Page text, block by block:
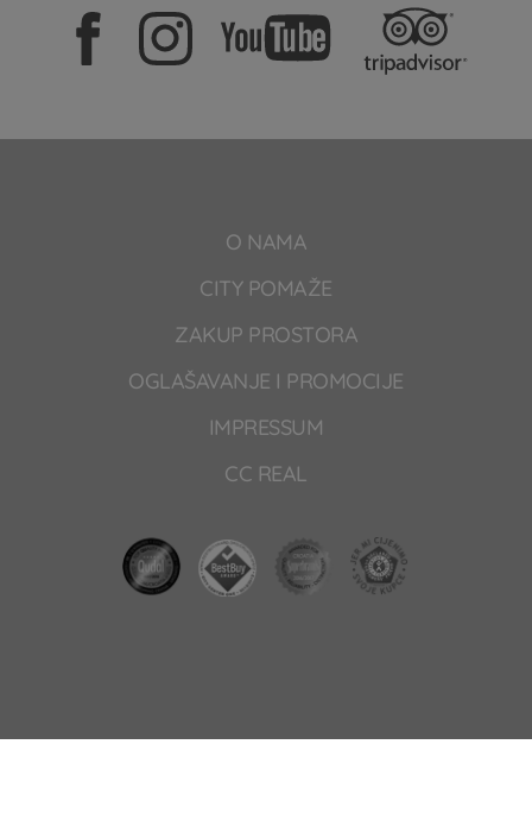
O NAMA
CITY POMAŽE
ZAKUP PROSTORA
OGLAŠAVANJE I PROMOCIJE
IMPRESSUM
CC REAL